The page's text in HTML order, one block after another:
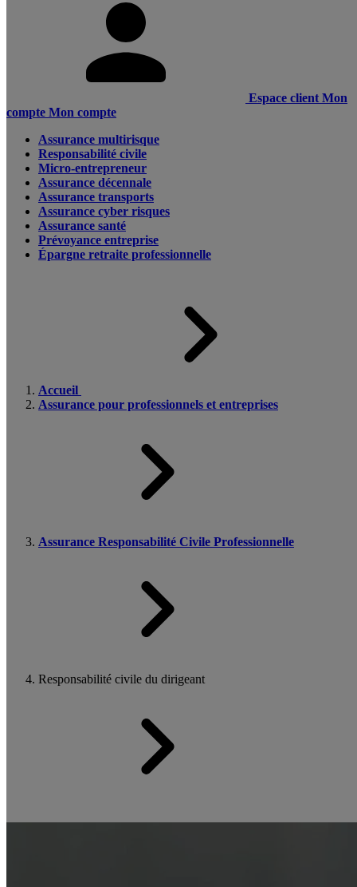
Espace client Mon
compte Mon compte
Assurance multirisque
Responsabilité civile
Micro-entrepreneur
Assurance décennale
Assurance transports
Assurance cyber risques
Assurance santé
Prévoyance entreprise
Épargne retraite professionnelle
Accueil
Assurance pour professionnels et entreprises
Assurance Responsabilité Civile Professionnelle
Responsabilité civile du dirigeant